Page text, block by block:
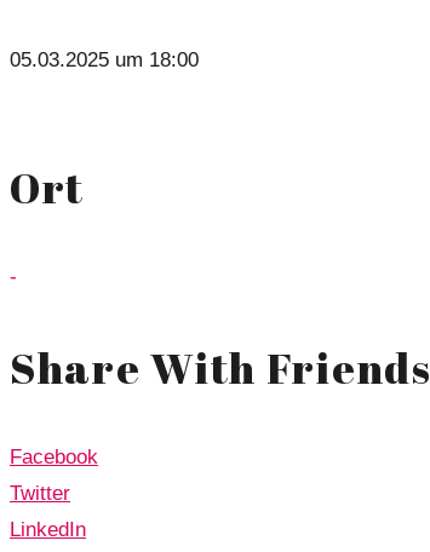
05.03.2025 um 18:00
Ort
-
Share With Friends
Facebook
Twitter
LinkedIn